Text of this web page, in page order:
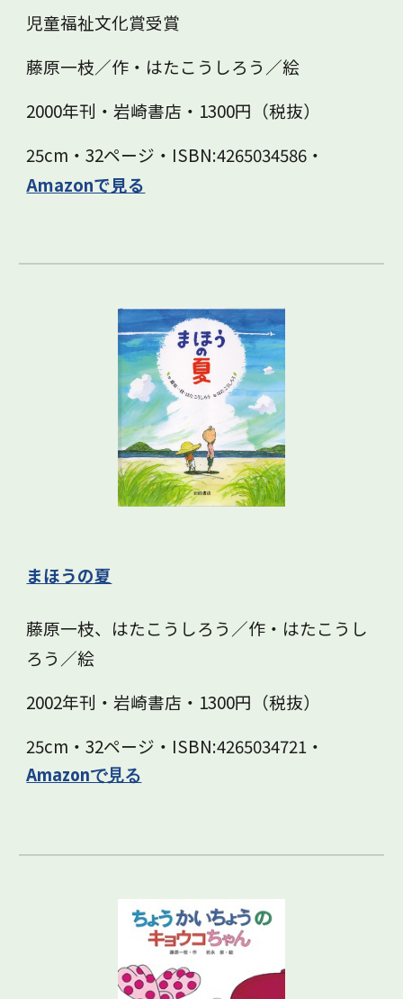
児童福祉文化賞受賞
藤原一枝／作・はたこうしろう／絵
2000年刊・岩崎書店・1300円（税抜）
25cm・32ページ・ISBN:4265034586・
Amazonで見る
まほうの夏
藤原一枝、はたこうしろう／作・はたこうし
ろう／絵
2002年刊・岩崎書店・1300円（税抜）
25cm・32ページ・ISBN:4265034721・
Amazonで見る